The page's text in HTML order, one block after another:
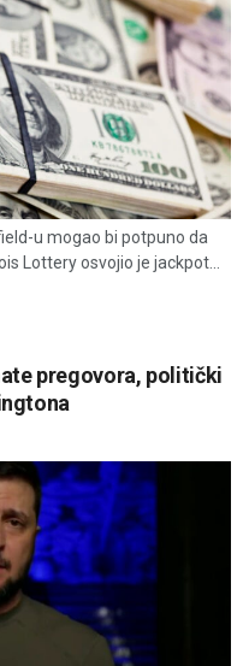
u mogao bi potpuno da
Lottery osvojio je jackpot...
pregovora, politički